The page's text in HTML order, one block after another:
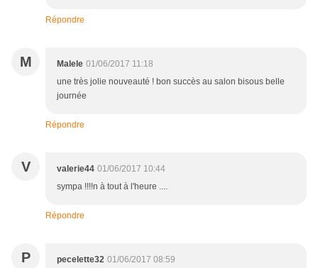
Répondre
M Malele 01/06/2017 11:18
une très jolie nouveauté ! bon succès au salon bisous belle
journée
Répondre
V valerie44 01/06/2017 10:44
sympa !!!!n à tout à l'heure ....
Répondre
P pecelette32 01/06/2017 08:59